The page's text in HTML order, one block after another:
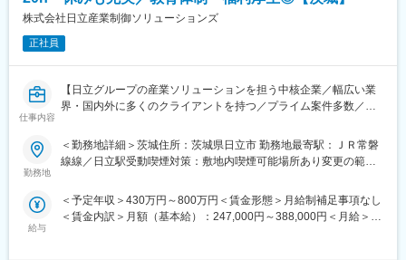
Auto－CAD、COMPO－CAD
◎教育研修制度
自社研修施設では、各分野で豊富な経験を持つエキスパート講師
業務で必要な技術やスキルアップのための研修セミナー、キャリ
アサポートなどを実施しています。
◎独自の評価制度
評価は点数制です。
株式会社日立産業制御ソリューションズ
正社員
仕事内容
【日立グループの産業ソリューションを担う中核企業／幅広い業
界・国内外に多くのクライアントを持つ／プライム案件多数／中
法人2023」に認定】
■当社ついて:
勤務地
＜勤務地詳細＞茨城住所：茨城県日立市 勤務地最寄駅：ＪＲ常磐
線線／日立駅受動喫煙対策：敷地内喫煙可能場所あり変更の範
給与
＜予定年収＞430万円～800万円＜賃金形態＞月給制補足事項なし
＜賃金内訳＞月額（基本給）：247,000円～388,000円＜月給＞